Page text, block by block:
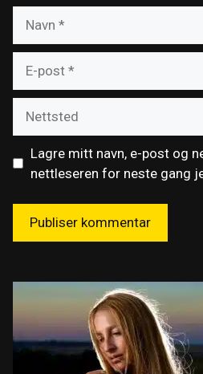
post
Lagre mitt navn, e-post og
nettleseren for neste gang